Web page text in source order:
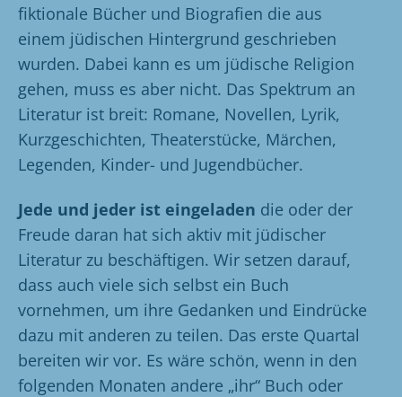
fiktionale Bücher und Biografien die aus
einem jüdischen Hintergrund geschrieben
wurden. Dabei kann es um jüdische Religion
gehen, muss es aber nicht. Das Spektrum an
Literatur ist breit: Romane, Novellen, Lyrik,
Kurzgeschichten, Theaterstücke, Märchen,
Legenden, Kinder- und Jugendbücher.
Jede und jeder ist eingeladen die oder der
Freude daran hat sich aktiv mit jüdischer
Literatur zu beschäftigen. Wir setzen darauf,
dass auch viele sich selbst ein Buch
vornehmen, um ihre Gedanken und Eindrücke
dazu mit anderen zu teilen. Das erste Quartal
bereiten wir vor. Es wäre schön, wenn in den
folgenden Monaten andere „ihr“ Buch oder